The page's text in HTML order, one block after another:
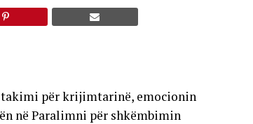
takimi për krijimtarinë, emocionin
në Paralimni për shkëmbimin